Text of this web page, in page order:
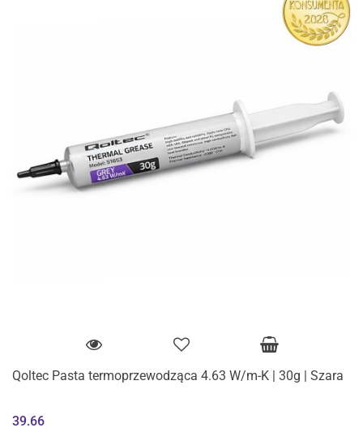
Qoltec Pasta termoprzewodząca 4.63 W/m-K | 30g | Szara
39.66